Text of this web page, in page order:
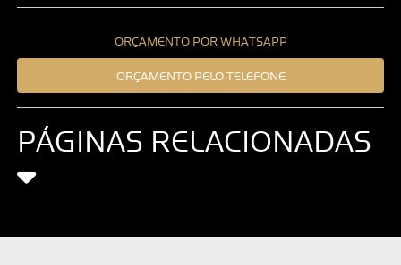
ORÇAMENTO POR WHATSAPP
ORÇAMENTO PELO TELEFONE
PÁGINAS RELACIONADAS